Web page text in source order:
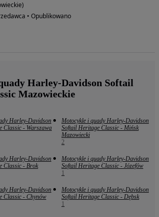
• Opublikowano
Harley-Davidson Softail
Mazowieckie
Harley-Davidson
Classic - Warszawa
Motocykle i quady Harley-Davidson
Softail Heritage Classic - Mińsk
Mazowiecki
2
Harley-Davidson
Classic - Brok
Motocykle i quady Harley-Davidson
Softail Heritage Classic - Józefów
1
Harley-Davidson
Classic - Chynów
Motocykle i quady Harley-Davidson
Softail Heritage Classic - Dębsk
1